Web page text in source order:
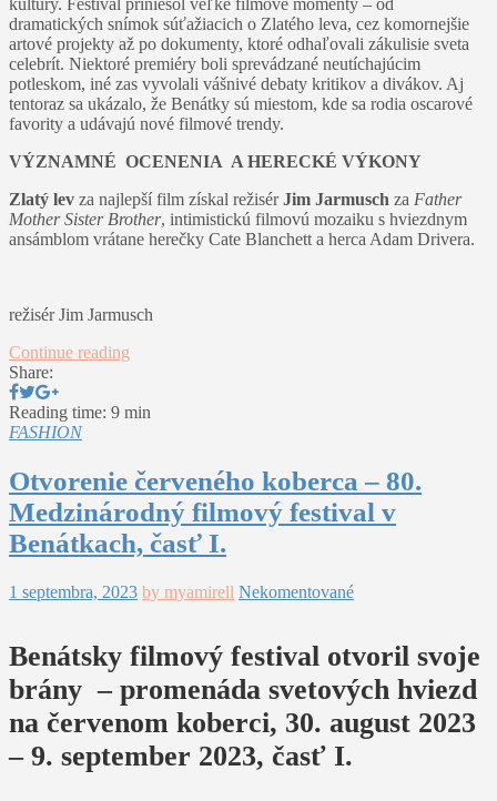
kultúry. Festival priniesol veľké filmové momenty – od
dramatických snímok súťažiacich o Zlatého leva, cez komornejšie
artové projekty až po dokumenty, ktoré odhaľovali zákulisie sveta
celebrít. Niektoré premiéry boli sprevádzané neutíchajúcim
potleskom, iné zas vyvolali vášnivé debaty kritikov a divákov. Aj
tentoraz sa ukázalo, že Benátky sú miestom, kde sa rodia oscarové
favority a udávajú nové filmové trendy.
VÝZNAMNÉ OCENENIA A HERECKÉ VÝKONY
Zlatý lev za najlepší film získal režisérJim Jarmusch za Father
Mother Sister Brother, intimistickú filmovú mozaiku s hviezdnym
ansámblom vrátane herečky Cate Blanchett a herca Adam Drivera.
režisér Jim Jarmusch
Continue reading
Share:
Reading time: 9 min
FASHION
Otvorenie červeného koberca – 80.
Medzinárodný filmový festival v
Benátkach, časť I.
1 septembra, 2023 by myamirell Nekomentované
Benátsky filmový festival otvoril svoje
brány – promenáda svetových hviezd
na červenom koberci, 30. august 2023
– 9. september 2023, časť I.